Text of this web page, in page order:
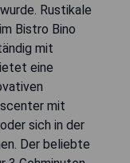
Rustikale
Bistro Bino
mit
eine
mit
sich in der
Der beliebte